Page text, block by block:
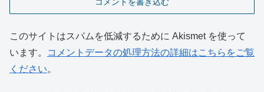
このサイトはスパムを低減するために Akismet を使って
います。
コメントデータの処理方法の詳細はこちらをご覧
ください。